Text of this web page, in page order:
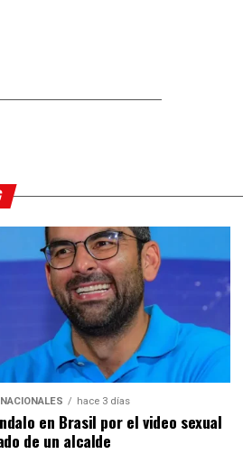
hace 3 días
en Brasil por el video sexual
de un alcalde